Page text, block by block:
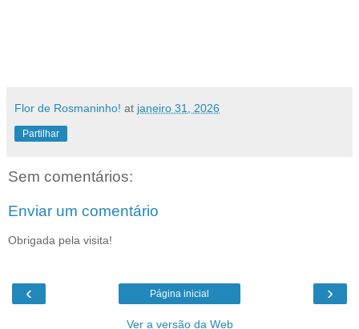
Flor de Rosmaninho! at janeiro 31, 2026
Partilhar
Sem comentários:
Enviar um comentário
Obrigada pela visita!
‹ ›
Página inicial
Ver a versão da Web